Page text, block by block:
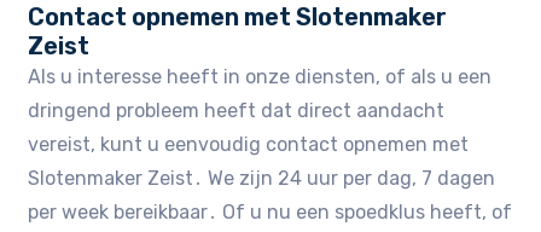
Contact opnemen met Slotenmaker
Zeist
Als u interesse heeft in onze diensten, of als u een
dringend probleem heeft dat direct aandacht
vereist, kunt u eenvoudig contact opnemen met
Slotenmaker Zeist․ We zijn 24 uur per dag, 7 dagen
per week bereikbaar․ Of u nu een spoedklus heeft, of